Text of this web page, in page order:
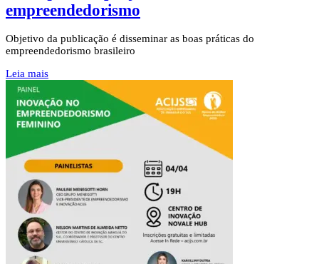
empreendedorismo
Objetivo da publicação é disseminar as boas práticas do
empreendedorismo brasileiro
Leia mais